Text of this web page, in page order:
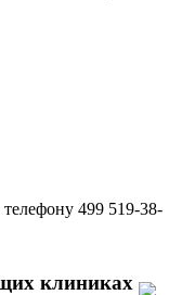
телефону 499 519-38-
клиниках